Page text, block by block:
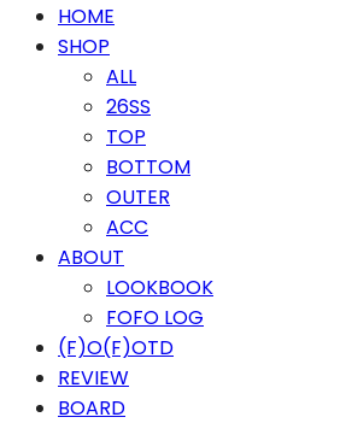
HOME
SHOP
ALL
26SS
TOP
BOTTOM
OUTER
ACC
ABOUT
LOOKBOOK
FOFO LOG
(F)O(F)OTD
REVIEW
BOARD